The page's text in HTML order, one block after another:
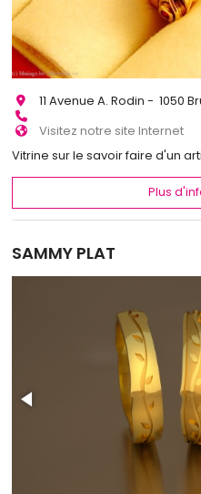
11 Avenue A. Rodin - 1050
Visitez notre site Internet
Vitrine sur le savoir faire d'un
Plus
SAMMY PLAT